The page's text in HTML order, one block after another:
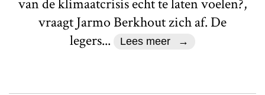
vraagt Jarmo Berkhout zich af. De
legers...
Lees meer